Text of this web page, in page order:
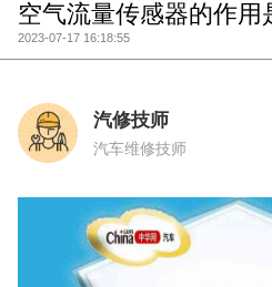
空气流量传感器的作用
2023-07-17 16:18:55
汽修技师
汽车维修技师